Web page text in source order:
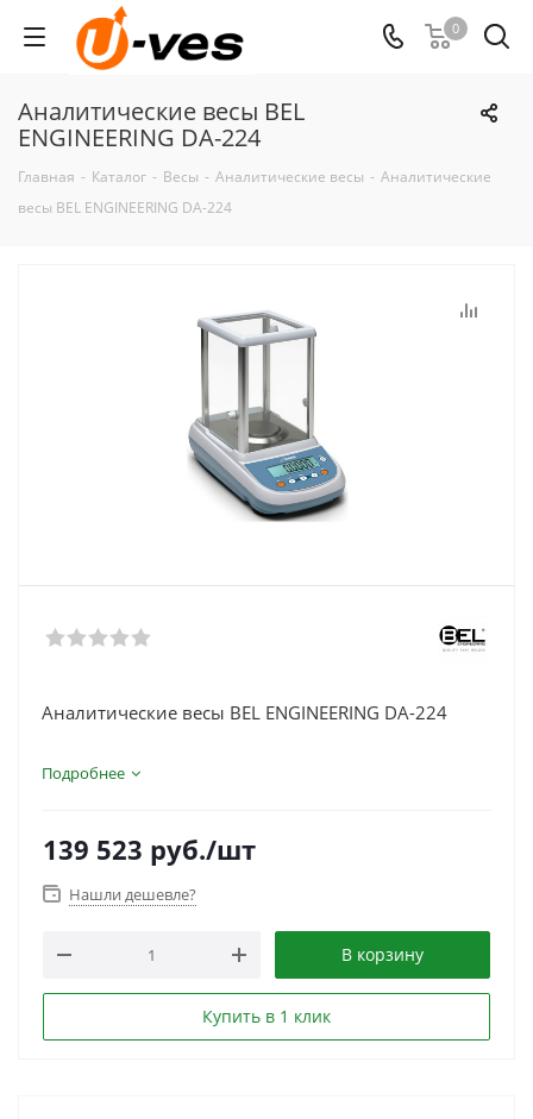
0
Аналитические весы BEL
ENGINEERING DA-224
Главная - Каталог - Весы - Аналитические весы - Аналитические
весы BEL ENGINEERING DA-224
Аналитические весы BEL ENGINEERING DA-224
Подробнее
139 523 руб./шт
Нашли дешевле?
В корзину
Купить в 1 клик